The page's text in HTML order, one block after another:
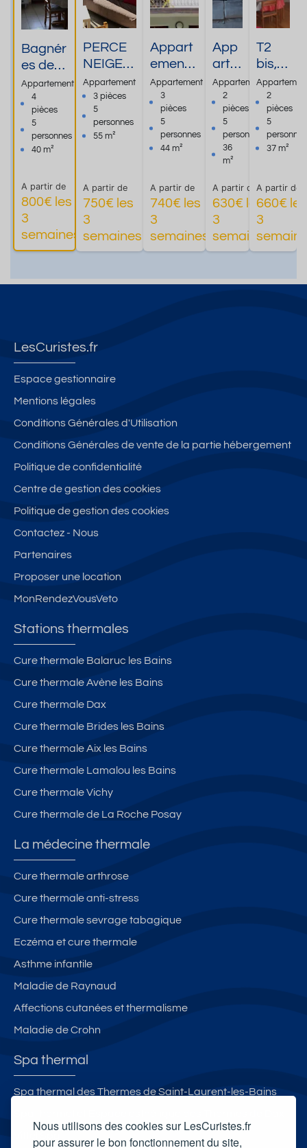
Nous utilisons des cookies sur LesCuristes.fr
pour assurer le bon fonctionnement du site,
Bagnér
es de
Luchon
Therm
alisme
Vacan
ces Eté
Appartement
4
pièces
5
personnes
40 m²
A partir de
800€ les
3
semaines
Plus
d'informations
PERCE
NEIGE
T3
55m²-Au
pied du
télécabi
Appartement
3 pièces
5
personnes
55 m²
A partir de
750€ les
3
semaines
d'informations
Appart
ement
2
chambr
es au
1er
étage
Sud
Appartement
3
pièces
5
personnes
44 m²
A partir de
740€ les
3
semaines
Plus
d'informations
App
arte
men
réno
vé
en
cent
ville
Appartement
2
pièces
5
personnes
36
m²
A partir de
630€ les
3
semaines
T2
bis,
lumin
eux,
plein
centr
e de
2
pièces
5
personnes
37 m²
A partir de
660€ les
3
LesCuristes.fr
Espace gestionnaire
Mentions légales
Conditions Générales d'Utilisation
Conditions Générales de vente de la partie hébergement
Politique de confidentialité
Centre de gestion des cookies
Politique de gestion des cookies
Contactez - Nous
Partenaires
Proposer une location
MonRendezVousVeto
Stations thermales
Cure thermale Balaruc les Bains
Cure thermale Avène les Bains
Cure thermale Dax
Cure thermale Brides les Bains
Cure thermale Aix les Bains
Cure thermale Lamalou les Bains
Cure thermale Vichy
Cure thermale de La Roche Posay
La médecine thermale
Cure thermale arthrose
Cure thermale anti-stress
Cure thermale sevrage tabagique
Eczéma et cure thermale
Asthme infantile
Maladie de Raynaud
Affections cutanées et thermalisme
Maladie de Crohn
Spa thermal
Spa thermal des Thermes de Saint-Laurent-les-Bains